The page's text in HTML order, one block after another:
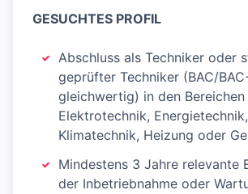
GESUCHTES PROFIL
Abschluss als Techniker oder
geprüfter Techniker (BAC/
gleichwertig) in den Bereichen
Elektrotechnik, Energietechnik,
Klimatechnik, Heizung oder
Mindestens 3 Jahre relevante
der Inbetriebnahme oder